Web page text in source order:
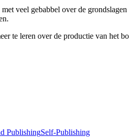
veel gebabbel over de
te leren over de productie van het
PublishingSelf-Publishing